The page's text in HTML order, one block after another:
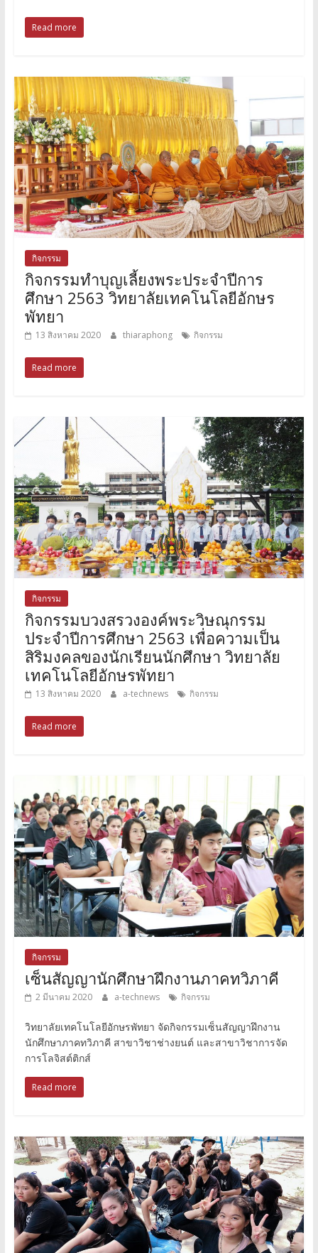
Read more
กิจกรรม
กิจกรรมทำบุญเลี้ยงพระประจำปีการ
ศึกษา 2563 วิทยาลัยเทคโนโลยีอักษร
พัทยา
13 สิงหาคม 2020 thiaraphong กิจกรรม
Read more
กิจกรรม
กิจกรรมบวงสรวงองค์พระวิษณุกรรม
ประจำปีการศึกษา 2563 เพื่อความเป็น
สิริมงคลของนักเรียนนักศึกษา วิทยาลัย
เทคโนโลยีอักษรพัทยา
13 สิงหาคม 2020 a-technews กิจกรรม
Read more
กิจกรรม
เซ็นสัญญานักศึกษาฝึกงานภาคทวิภาคี
2 มีนาคม 2020 a-technews กิจกรรม
วิทยาลัยเทคโนโลยีอักษรพัทยา จัดกิจกรรมเซ็นสัญญาฝึกงาน
นักศึกษาภาคทวิภาคี สาขาวิชาช่างยนต์ และสาขาวิชาการจัด
การโลจิสต์ติกส์
Read more